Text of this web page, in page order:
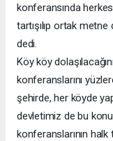
konferansında
tartışılıp ortak
dedi.
Köy köy
konferanslarını
şehirde, her köyde
devletimiz de bu
konferanslarının halk